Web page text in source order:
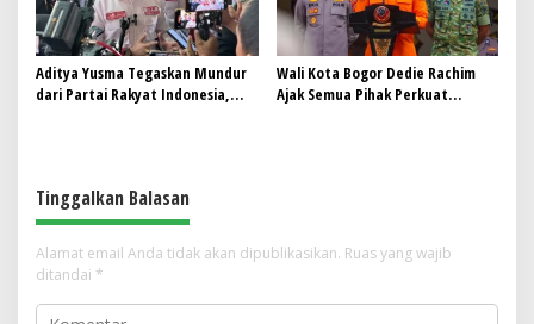
Aditya Yusma Tegaskan Mundur
dari Partai Rakyat Indonesia,
Wali Kota Bogor Dedie Rachim
Ajak Semua Pihak Perkuat
Tinggalkan Balasan
Alamat email Anda tidak akan dipublikasikan. Ruas yang wajib
ditandai *